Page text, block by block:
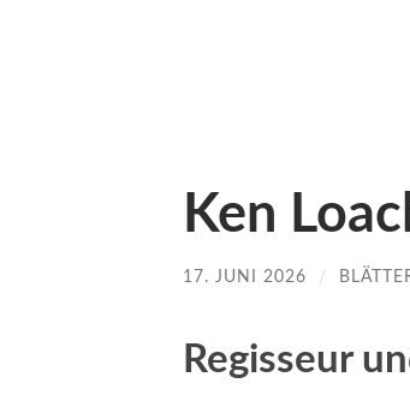
Ken
17. JUNI 2026 /
Regisseur